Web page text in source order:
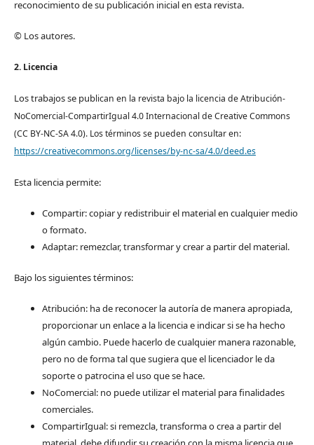
reconocimiento de su publicación inicial en esta revista.
© Los autores.
2. Licencia
Los trabajos se publican en la revista bajo la licencia de Atribución-
NoComercial-CompartirIgual 4.0 Internacional de Creative Commons
(CC BY-NC-SA 4.0). Los términos se pueden consultar en:
https://creativecommons.org/licenses/by-nc-sa/4.0/deed.es
Esta licencia permite:
Compartir: copiar y redistribuir el material en cualquier medio
o formato.
Adaptar: remezclar, transformar y crear a partir del material.
Bajo los siguientes términos:
Atribución: ha de reconocer la autoría de manera apropiada,
proporcionar un enlace a la licencia e indicar si se ha hecho
algún cambio. Puede hacerlo de cualquier manera razonable,
pero no de forma tal que sugiera que el licenciador le da
soporte o patrocina el uso que se hace.
NoComercial: no puede utilizar el material para finalidades
comerciales.
CompartirIgual: si remezcla, transforma o crea a partir del